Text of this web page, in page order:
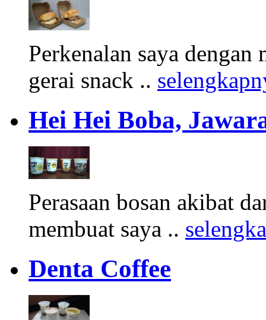
Perkenalan saya
gerai snack ..
Hei Hei Boba,
Perasaan bosan akibat
membuat saya ..
Denta Coffee